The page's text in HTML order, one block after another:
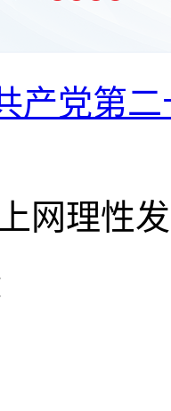
产党第
网理性